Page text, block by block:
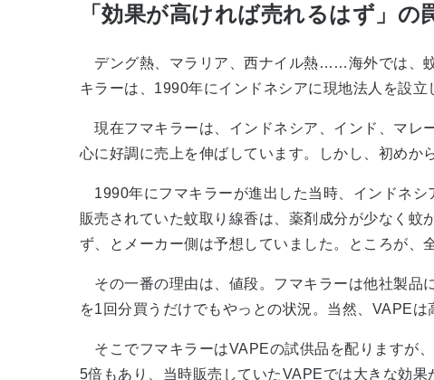
「効果が高ければ売れるはず」の
デング熱、マラリア、西ナイル熱……海外では、
キラーは、1990年にインドネシアに現地法人を設
現在フマキラーは、インドネシア、インド、マレ
心に好調に売上を伸ばしています。しかし、初めか
1990年にフマキラーが進出した当時、インドネシ
販売されていた蚊取り線香は、薬剤成分が少なく
ず、とメーカー側は予想していました。ところが、
その一番の理由は、値段。フマキラーは他社製品
を1回分買うだけでもやっとの状況。当然、VAPE
そこでフマキラーはVAPEの試供品を配りますが
5倍もあり、当時販売していたVAPEでは大きな効果